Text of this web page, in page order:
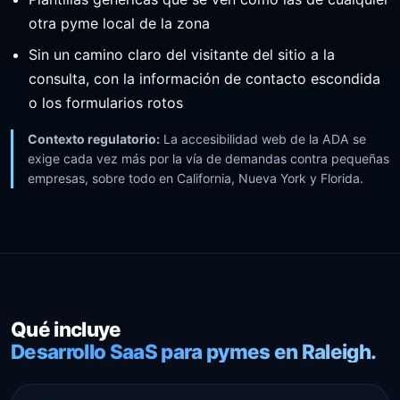
otra pyme local de la zona
Sin un camino claro del visitante del sitio a la
consulta, con la información de contacto escondida
o los formularios rotos
Contexto regulatorio: La accesibilidad web de la ADA se
exige cada vez más por la vía de demandas contra pequeñas
empresas, sobre todo en California, Nueva York y Florida.
Qué incluye
Desarrollo SaaS para pymes en Raleigh.